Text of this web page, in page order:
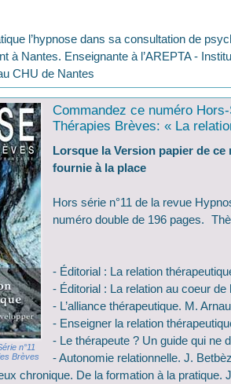
l’hypnose dans sa consultation de
à Nantes. Enseignante à l’AREPTA -
CHU de Nantes
n°11
Brèves
Commandez ce numéro
Thérapies Brèves: « La
Lorsque la Version papier de
fournie à la place
Hors série n°11 de la revue
numéro double de 196 pages.
- Éditorial : La relation
- Éditorial : La relation au coeur de
- L’alliance thérapeutique. M.
- Enseigner la relation
- Le thérapeute ? Un guide qui ne
- Autonomie relationnelle. J.
chronique. De la formation à la pratique.